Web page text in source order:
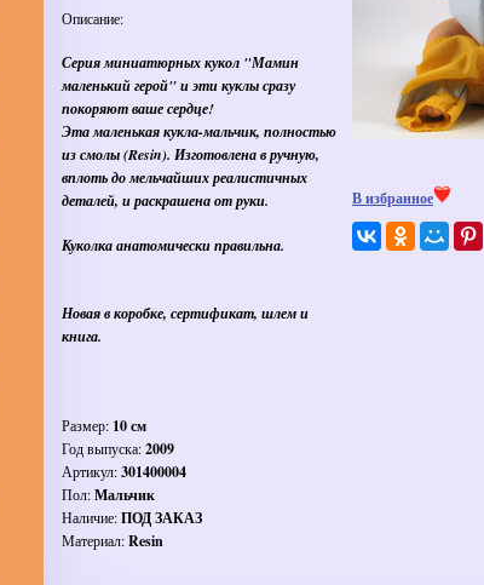
Описание:
Серия миниатюрных кукол "Мамин
маленький герой" и эти куклы сразу
покоряют ваше сердце!
Эта маленькая кукла-мальчик, полностью
из смолы (Resin). Изготовлена в ручную,
вплоть до мельчайших реалистичных
деталей, и раскрашена от руки.
Куколка анатомически правильна.
Новая в коробке, сертификат, шлем и
книга.
Размер: 10 см
Год выпуска:2009
Артикул:301400004
Пол:Мальчик
Наличие:ПОД ЗАКАЗ
Материал:Resin
В избранное